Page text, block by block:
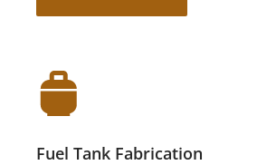
Fuel Tank Fabrication